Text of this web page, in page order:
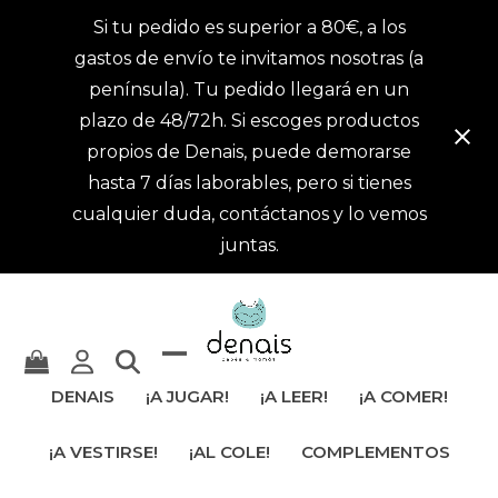
Si tu pedido es superior a 80€, a los
gastos de envío te invitamos nosotras (a
península). Tu pedido llegará en un
plazo de 48/72h. Si escoges productos
propios de Denais, puede demorarse
hasta 7 días laborables, pero si tienes
cualquier duda, contáctanos y lo vemos
juntas.
ocultar
móvil
DENAIS ¡A JUGAR! ¡A LEER! ¡A COMER!
¡A VESTIRSE! ¡AL COLE! COMPLEMENTOS